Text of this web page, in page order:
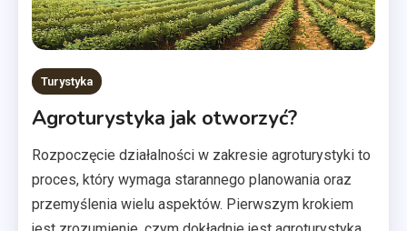
Turystyka
Agroturystyka jak otworzyć?
Rozpoczęcie działalności w zakresie agroturystyki to
proces, który wymaga starannego planowania oraz
przemyślenia wielu aspektów. Pierwszym krokiem